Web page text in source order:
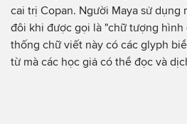
cai trị Copan. Người Maya sử
đôi khi được gọi là "chữ tượng hình
thống chữ viết này có các glyph
từ mà các học giả có thể đọc và